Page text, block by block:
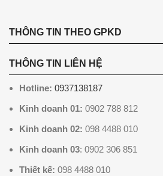
THÔNG TIN THEO GPKD
THÔNG TIN LIÊN HỆ
Hotline: 0937138187
Kinh doanh 01: 0902 788 812
Kinh doanh 02: 098 4488 010
Kinh doanh 03: 0902 306 851
Thiết kế: 098 4488 010